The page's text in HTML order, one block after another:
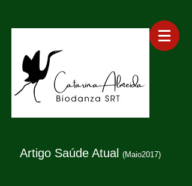
Artigo Saúde Atual (Maio2017)